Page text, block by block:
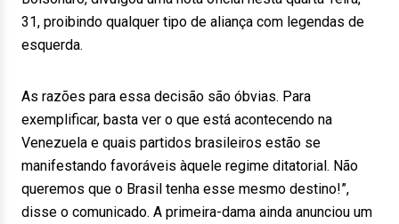
31, proibindo qualquer tipo de aliança com legendas de
esquerda.
As razões para essa decisão são óbvias. Para
exemplificar, basta ver o que está acontecendo na
Venezuela e quais partidos brasileiros estão se
manifestando favoráveis àquele regime ditatorial. Não
queremos que o Brasil tenha esse mesmo destino!”,
disse o comunicado. A primeira-dama ainda anunciou um